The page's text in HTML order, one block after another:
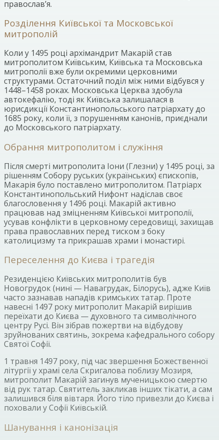
православ’я.
Розділення Київської та Московської
митрополій
Коли у 1495 році архімандрит Макарій став
митрополитом Київським, Київська та Московська
митрополії вже були окремими церковними
структурами. Остаточний поділ між ними відбувся у
1448–1458 роках. Московська Церква здобула
автокефалію, тоді як Київська залишалася в
юрисдикції Константинопольського патріархату до
1685 року, коли її, з порушенням канонів, приєднали
до Московського патріархату.
Обрання митрополитом і служіння
Після смерті митрополита Іони (Глезни) у 1495 році, за
рішенням Собору руських (українських) єпископів,
Макарія було поставлено митрополитом. Патріарх
Константинопольський Нифонт надіслав своє
благословення у 1496 році. Макарій активно
працював над зміцненням Київської митрополії,
усував конфлікти в церковному середовищі, захищав
права православних перед тиском з боку
католицизму та прикрашав храми і монастирі.
Переселення до Києва і трагедія
Резиденцією Київських митрополитів був
Новогрудок (нині — Навагрудак, Білорусь), адже Київ
часто зазнавав нападів кримських татар. Проте
навесні 1497 року митрополит Макарій вирішив
переїхати до Києва — духовного та символічного
центру Русі. Він зібрав пожертви на відбудову
зруйнованих святинь, зокрема кафедрального собору
Святої Софії.
1 травня 1497 року, під час звершення Божественної
літургії у храмі села Скригалова поблизу Мозиря,
митрополит Макарій загинув мученицькою смертю
від рук татар. Святитель закликав інших тікати, а сам
залишився біля вівтаря. Його тіло привезли до Києва і
поховали у Софії Київській.
Шанування і канонізація